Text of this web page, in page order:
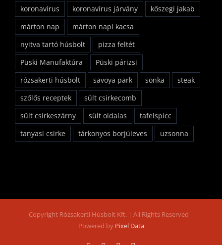
koronavírus
koronavírus járvány
kőszegi jakab
márton nap
márton napi kacsa
nyitva tartó húsbolt
pizza feltét
Püski Manufaktúra
Püski párizsi
rózsakerti húsbolt
savoya park sonka
steak
szőlős receptek
sült csirkecomb
sült csirkeszárny
sült oldalas
tafelspicc
tanyasi csirke
tárkonyos borjúleves uzsonna
Copyright Rózsakerti Húsbolt Kft. | All Rights Reserved |
Powered by Pixel Data